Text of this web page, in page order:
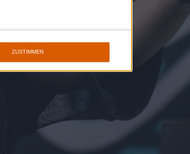
ZUSTIMMEN